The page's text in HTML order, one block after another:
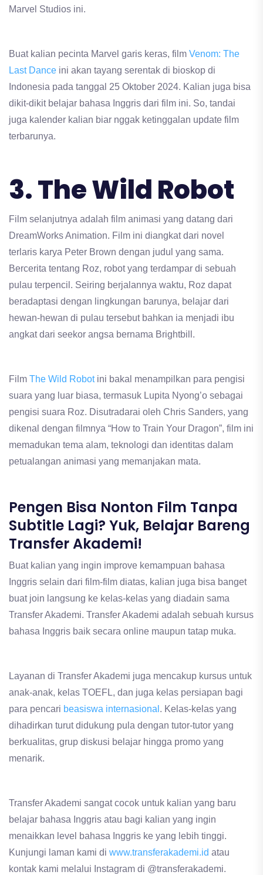
Marvel Studios ini.
Buat kalian pecinta Marvel garis keras, film Venom: The
Last Dance ini akan tayang serentak di bioskop di
Indonesia pada tanggal 25 Oktober 2024. Kalian juga bisa
dikit-dikit belajar bahasa Inggris dari film ini. So, tandai
juga kalender kalian biar nggak ketinggalan update film
terbarunya.
3. The Wild Robot
Film selanjutnya adalah film animasi yang datang dari
DreamWorks Animation. Film ini diangkat dari novel
terlaris karya Peter Brown dengan judul yang sama.
Bercerita tentang Roz, robot yang terdampar di sebuah
pulau terpencil. Seiring berjalannya waktu, Roz dapat
beradaptasi dengan lingkungan barunya, belajar dari
hewan-hewan di pulau tersebut bahkan ia menjadi ibu
angkat dari seekor angsa bernama Brightbill.
Film The Wild Robotini bakal menampilkan para pengisi
suara yang luar biasa, termasuk Lupita Nyong’o sebagai
pengisi suara Roz. Disutradarai oleh Chris Sanders, yang
dikenal dengan filmnya “How to Train Your Dragon”, film ini
memadukan tema alam, teknologi dan identitas dalam
petualangan animasi yang memanjakan mata.
Pengen Bisa Nonton Film Tanpa
Subtitle Lagi? Yuk, Belajar Bareng
Transfer Akademi!
Buat kalian yang ingin improve kemampuan bahasa
Inggris selain dari film-film diatas, kalian juga bisa banget
buat join langsung ke kelas-kelas yang diadain sama
Transfer Akademi. Transfer Akademi adalah sebuah kursus
bahasa Inggris baik secara online maupun tatap muka.
Layanan di Transfer Akademi juga mencakup kursus untuk
anak-anak, kelas TOEFL, dan juga kelas persiapan bagi
para pencari beasiswa internasional . Kelas-kelas yang
dihadirkan turut didukung pula dengan tutor-tutor yang
berkualitas, grup diskusi belajar hingga promo yang
menarik.
Transfer Akademi sangat cocok untuk kalian yang baru
belajar bahasa Inggris atau bagi kalian yang ingin
menaikkan level bahasa Inggris ke yang lebih tinggi.
Kunjungi laman kami di www.transferakademi.id atau
kontak kami melalui Instagram di @transferakademi.